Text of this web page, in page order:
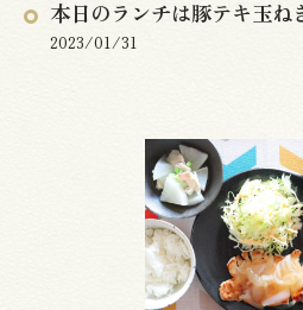
本日のランチは豚テキ玉ね
2023/01/31